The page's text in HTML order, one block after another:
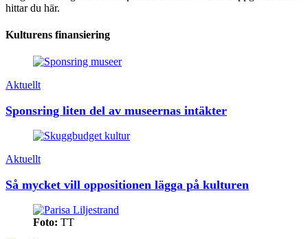
hittar du här.
Kulturens finansiering
Aktuellt
Sponsring liten del av museernas intäkter
Aktuellt
Så mycket vill oppositionen lägga på kulturen
Foto: TT